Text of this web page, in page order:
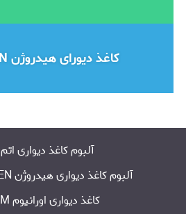
کاغذ دیورای هیدروژن HYDROGEN
آلبوم کاغذ دیواری اتم ATOM
آلبوم کاغذ دیواری هیدروژن HYDROGEN ✔️ ✅
کاغذ دیواری اورانیوم URANIUM